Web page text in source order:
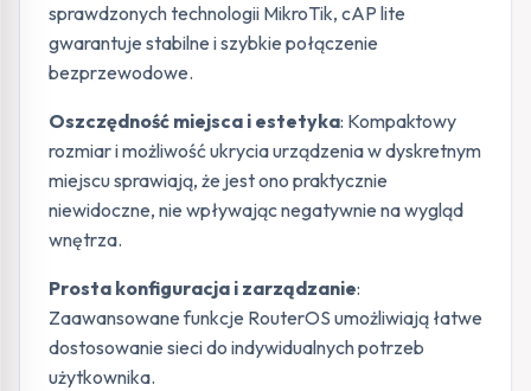
sprawdzonych technologii MikroTik, cAP lite
gwarantuje stabilne i szybkie połączenie
bezprzewodowe.
Oszczędność miejsca i estetyka: Kompaktowy
rozmiar i możliwość ukrycia urządzenia w dyskretnym
miejscu sprawiają, że jest ono praktycznie
niewidoczne, nie wpływając negatywnie na wygląd
wnętrza.
Prosta konfiguracja i zarządzanie:
Zaawansowane funkcje RouterOS umożliwiają łatwe
dostosowanie sieci do indywidualnych potrzeb
użytkownika.